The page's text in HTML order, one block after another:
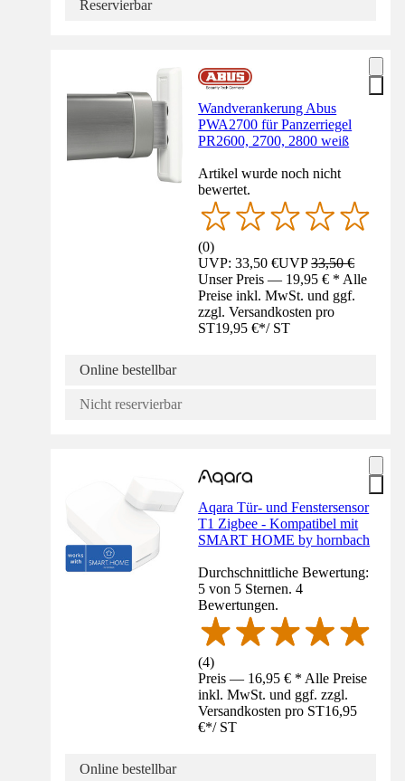
Reservierbar
Wandverankerung Abus
PWA2700 für Panzerriegel
PR2600, 2700, 2800 weiß
Artikel wurde noch nicht
bewertet.
(0)
UVP: 33,50 €UVP33,50 €
Unser Preis — 19,95 € * Alle
Preise inkl. MwSt. und ggf.
zzgl. Versandkosten pro
ST19,95 €*/ ST
Online bestellbar
Nicht reservierbar
Aqara Tür- und Fenstersensor
T1 Zigbee - Kompatibel mit
SMART HOME by hornbach
Durchschnittliche Bewertung:
5 von 5 Sternen. 4
Bewertungen.
(4)
Preis — 16,95 € * Alle Preise
inkl. MwSt. und ggf. zzgl.
Versandkosten pro ST16,95
€*/ ST
Online bestellbar